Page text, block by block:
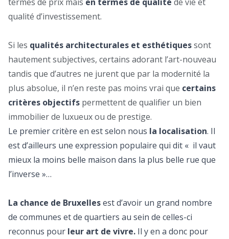
qualité d’investissement.
Si les qualités architecturales et esthétiquessont
hautement subjectives, certains adorant l’art-nouveau
tandis que d’autres ne jurent que par la modernité la
plus absolue, il n’en reste pas moins vrai que certains
critères objectifs permettent de qualifier un bien
immobilier de luxueux ou de prestige.
Le premier critère en est selon nous la localisation. Il
est d’ailleurs une expression populaire qui dit « il vaut
mieux la moins belle maison dans la plus belle rue que
l’inverse »…
La chance de Bruxellesest d’avoir un grand nombre
de communes et de quartiers au sein de celles-ci
reconnus pour leur art de vivre. Il y en a donc pour